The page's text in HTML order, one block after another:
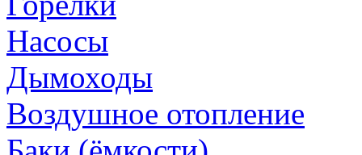
Насосы
Дымоходы
Воздушное отопление